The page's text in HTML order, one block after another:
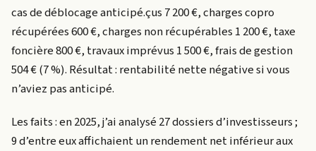
cas de déblocage anticipé.çus 7 200 €, charges copro
récupérées 600 €, charges non récupérables 1 200 €, taxe
foncière 800 €, travaux imprévus 1 500 €, frais de gestion
504 € (7 %). Résultat : rentabilité nette négative si vous
n’aviez pas anticipé.
Les faits : en 2025, j’ai analysé 27 dossiers d’investisseurs ;
9 d’entre eux affichaient un rendement net inférieur aux